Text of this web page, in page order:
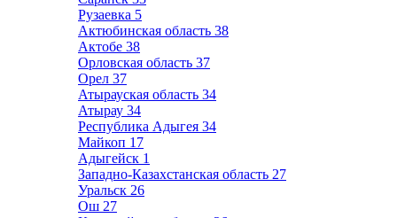
Рузаевка 5
Актюбинская область 38
Актобе 38
Орловская область 37
Орел 37
Атырауская область 34
Атырау 34
Республика Адыгея 34
Майкоп 17
Адыгейск 1
Западно-Казахстанская область 27
Уральск 26
Ош 27